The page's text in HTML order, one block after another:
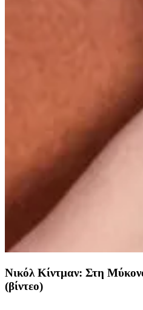
Νικόλ Κίντμαν: Στη
(βίντεο)